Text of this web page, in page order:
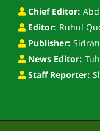
Chief Editor:
Editor: Ruhul
Publisher:
News Editor:
Staff Reporter: